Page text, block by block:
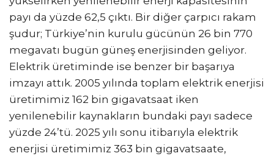
payı da yüzde 62,5 çıktı. Bir diğer çarpıcı rakam
şudur; Türkiye’nin kurulu gücünün 26 bin 770
megavatı bugün güneş enerjisinden geliyor.
Elektrik üretiminde ise benzer bir başarıya
imzayı attık. 2005 yılında toplam elektrik enerjisi
üretimimiz 162 bin gigavatsaat iken
yenilenebilir kaynakların bundaki payı sadece
yüzde 24’tü. 2025 yılı sonu itibarıyla elektrik
enerjisi üretimimiz 363 bin gigavatsaate,